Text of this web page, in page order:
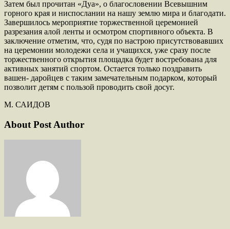
Затем был прочитан «Дуа», о благословении Всевышним
горного края и ниспослании на нашу землю мира и благодати.
Завершилось мероприятие торжественной церемонией
разрезания алой ленты и осмотром спортивного объекта. В
заключение отметим, что, судя по настрою присутствовавших
на церемонии молодежи села и учащихся, уже сразу после
торжественного открытия площадка будет востребована для
активных занятий спортом. Остается только поздравить
вашен- даройцев с таким замечательным подарком, который
позволит детям с пользой проводить свой досуг.
М. САИДОВ
About Post Author